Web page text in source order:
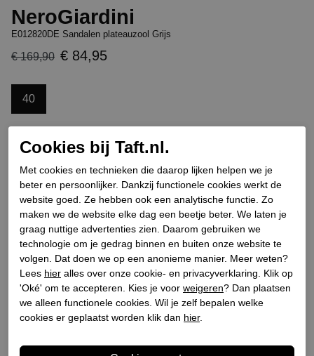
NeroGiardini
E012820DE Sandalen plateauzool Grijs
€ 169,90 € 84,95
40
Plaats in winkeltas
Binnen 2-3 werkdagen. I.V.M. drukte bij PostNL kan
het langer duren dan u gewend bent
GRATIS levering vanaf € 75,- (m.u.v. sale)*
GRATIS retourneren (vanaf € 200,-)*
30 DAGEN recht op retour
Cookies bij Taft.nl.
Met cookies en technieken die daarop lijken helpen we je
beter en persoonlijker. Dankzij functionele cookies werkt de
website goed. Ze hebben ook een analytische functie. Zo
maken we de website elke dag een beetje beter. We laten je
graag nuttige advertenties zien. Daarom gebruiken we
technologie om je gedrag binnen en buiten onze website te
volgen. Dat doen we op een anonieme manier. Meer weten?
Lees hier alles over onze cookie- en privacyverklaring. Klik op
'Oké' om te accepteren. Kies je voor weigeren? Dan plaatsen
we alleen functionele cookies. Wil je zelf bepalen welke
cookies er geplaatst worden klik dan hier.